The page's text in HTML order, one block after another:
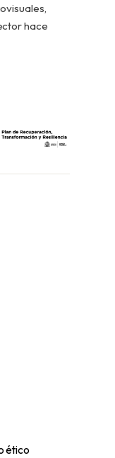
hace
ético